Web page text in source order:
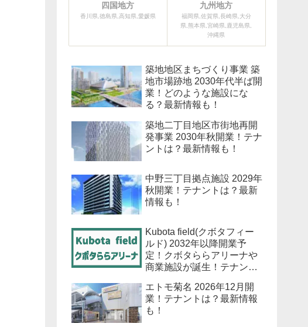
四国地方
香川県,徳島県,高知県,愛媛県
九州地方
福岡県,佐賀県,長崎県,大分
県,熊本県,宮崎県,鹿児島県,
沖縄県
築地地区まちづくり事業 築
地市場跡地 2030年代半ば開
業！どのような施設にな
る？最新情報も！
築地二丁目地区市街地再開
発事業 2030年秋開業！テナ
ントは？最新情報も！
中野三丁目拠点施設 2029年
秋開業！テナントは？最新
情報も！
Kubota field(クボタフィー
ルド) 2032年以降開業予
定！クボタららアリーナや
商業施設が誕生！テナント
エトモ菊名 2026年12月開
業！テナントは？最新情報
も！